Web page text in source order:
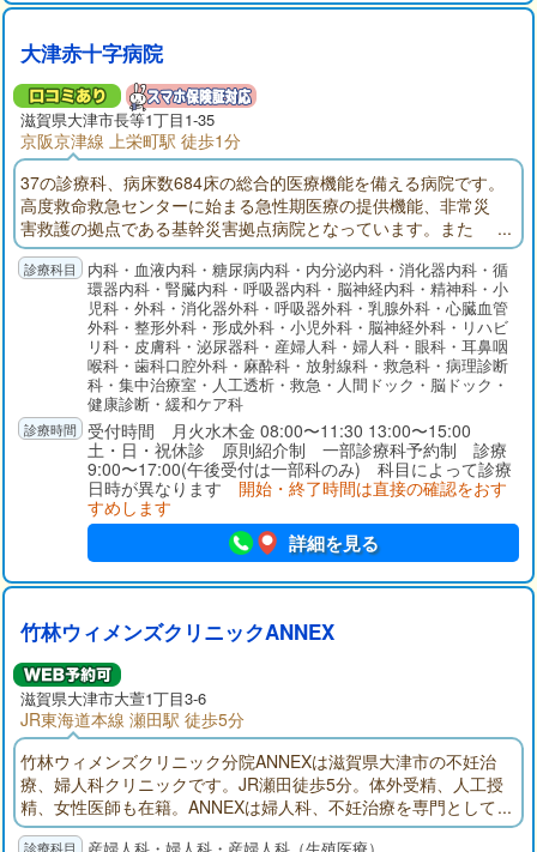
大津赤十字病院
滋賀県大津市長等1丁目1-35
京阪京津線 上栄町駅 徒歩1分
37の診療科、病床数684床の総合的医療機能を備える病院です。
高度救命救急センターに始まる急性期医療の提供機能、非常災
害救護の拠点である基幹災害拠点病院となっています。また
「地域医療支援病院」「がん診療連携拠点病院」の承認・指定
を受けています。内科・血液内科・糖尿病内科・内分泌内科・消化器内科・循
環器内科・腎臓内科・呼吸器内科・脳神経内科・精神科・小
児科・外科・消化器外科・呼吸器外科・乳腺外科・心臓血管
外科・整形外科・形成外科・小児外科・脳神経外科・リハビ
リ科・皮膚科・泌尿器科・産婦人科・婦人科・眼科・耳鼻咽
喉科・歯科口腔外科・麻酔科・放射線科・救急科・病理診断
科・集中治療室・人工透析・救急・人間ドック・脳ドック・
健康診断・緩和ケア科
受付時間 月火水木金 08:00〜11:30 13:00〜15:00
土・日・祝休診 原則紹介制 一部診療科予約制 診療
9:00〜17:00(午後受付は一部科のみ) 科目によって診療
日時が異なります 開始・終了時間は直接の確認をおす
すめします
詳細を見る
竹林ウィメンズクリニックANNEX
滋賀県大津市大萱1丁目3-6
JR東海道本線 瀬田駅 徒歩5分
竹林ウィメンズクリニック分院ANNEXは滋賀県大津市の不妊治
療、婦人科クリニックです。JR瀬田徒歩5分。体外受精、人工授
精、女性医師も在籍。ANNEXは婦人科、不妊治療を専門として
おります。皆様の思いに寄り添い、適切な治療を提案します。